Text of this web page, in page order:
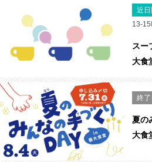
近
13-
スー
大食
終
夏の
大食